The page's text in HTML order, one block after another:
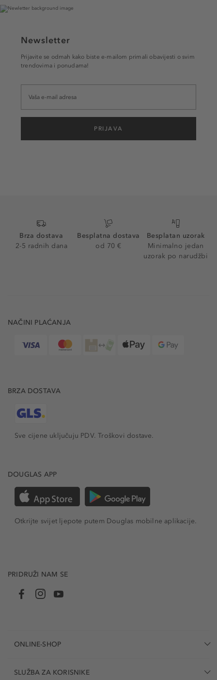
Newsletter
Prijavite se odmah kako biste e-mailom primali obavijesti o svim
trendovima i ponudama!
PRIJAVA
Brza dostava
2-5 radnih dana
Besplatna dostava
od 70 €
Besplatan uzorak
Minimalno jedan
uzorak po narudžbi
NAČINI PLAĆANJA
BRZA DOSTAVA
Sve cijene uključuju PDV.Troškovi dostave.
DOUGLAS APP
Otkrijte svijet ljepote putem Douglas mobilne aplikacije.
PRIDRUŽI NAM SE
ONLINE-SHOP
SLUŽBA ZA KORISNIKE